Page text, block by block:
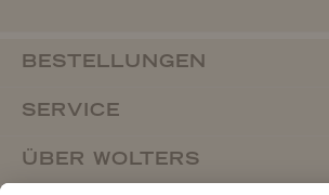
BESTELLUNGEN
SERVICE
ÜBER WOLTERS